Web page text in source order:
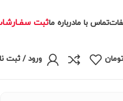
تماس با مادرباره ماثبت
تومان ورود / ثبت